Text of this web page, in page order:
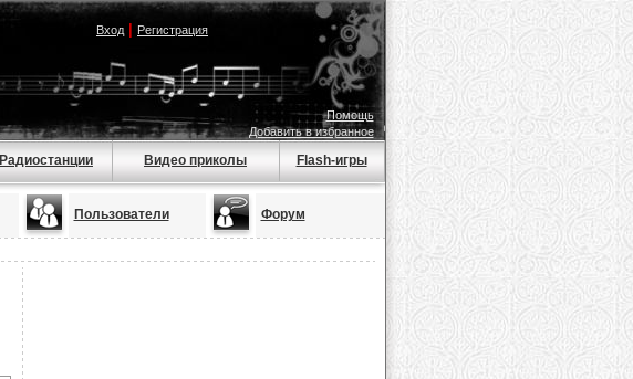
Вход| Регистрация
Помощь
Добавить в избранное
Радиостанции Видео приколы Flash-игры
Пользователи Форум